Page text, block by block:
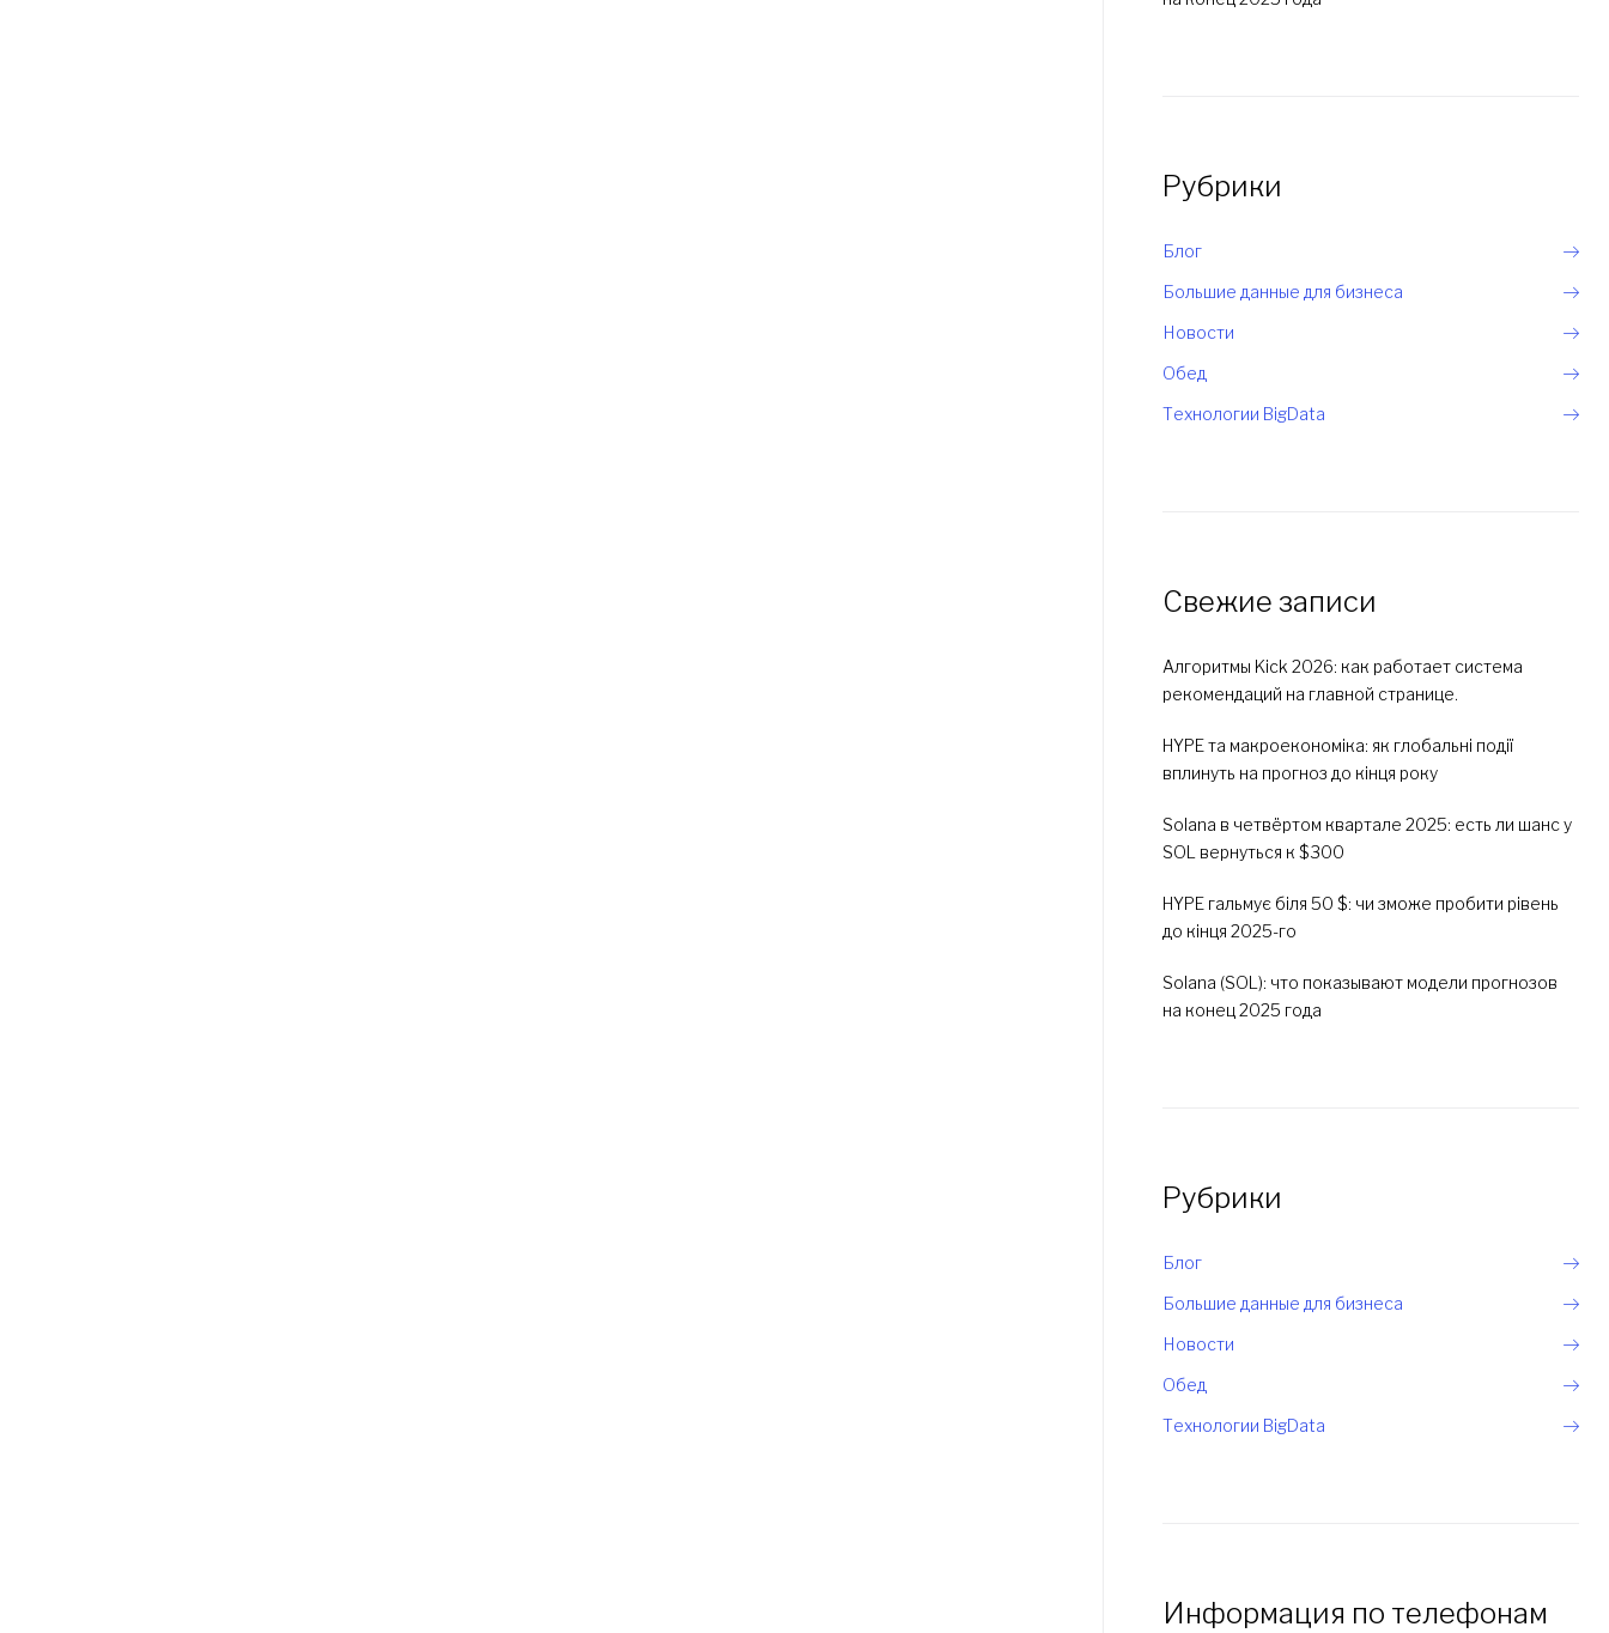
Рубрики
Блог
Большие данные для бизнеса
Новости
Обед
Технологии BigData
Свежие записи
Алгоритмы Kick 2026: как работает система
рекомендаций на главной странице.
HYPE та макроекономіка: як глобальні події
вплинуть на прогноз до кінця року
Solana в четвёртом квартале 2025: есть ли шанс у
SOL вернуться к $300
HYPE гальмує біля 50 $: чи зможе пробити рівень
до кінця 2025-го
Solana (SOL): что показывают модели прогнозов
на конец 2025 года
Рубрики
Блог
Большие данные для бизнеса
Новости
Обед
Технологии BigData
Информация по телефонам